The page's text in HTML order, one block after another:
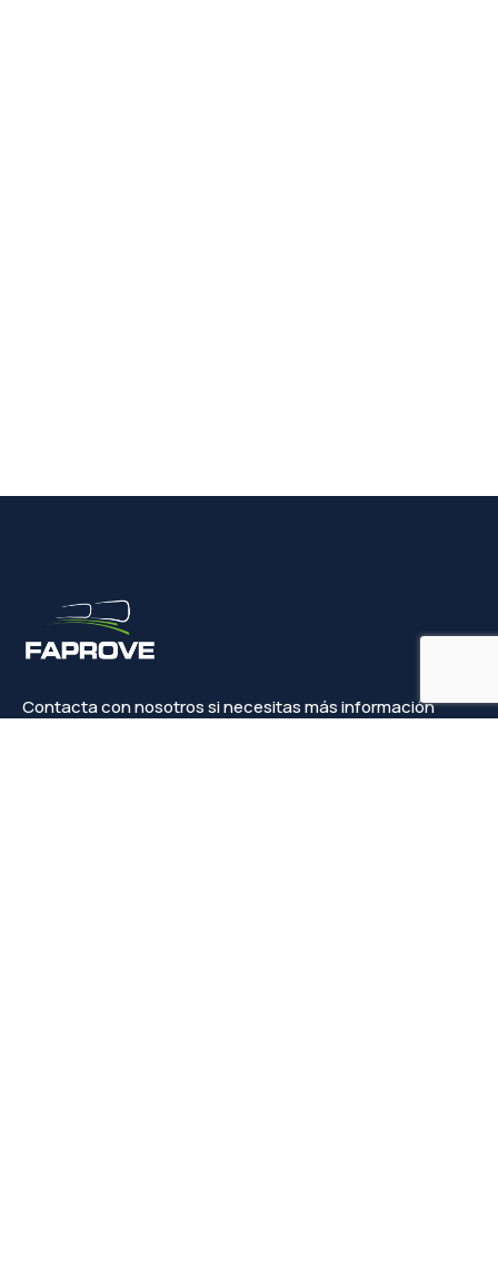
Contacta con nosotros si necesitas más información